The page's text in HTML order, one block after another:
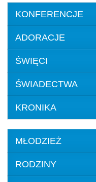
KONFERENCJE
ADORACJE
ŚWIĘCI
ŚWIADECTWA
KRONIKA
MŁODZIEŻ
RODZINY